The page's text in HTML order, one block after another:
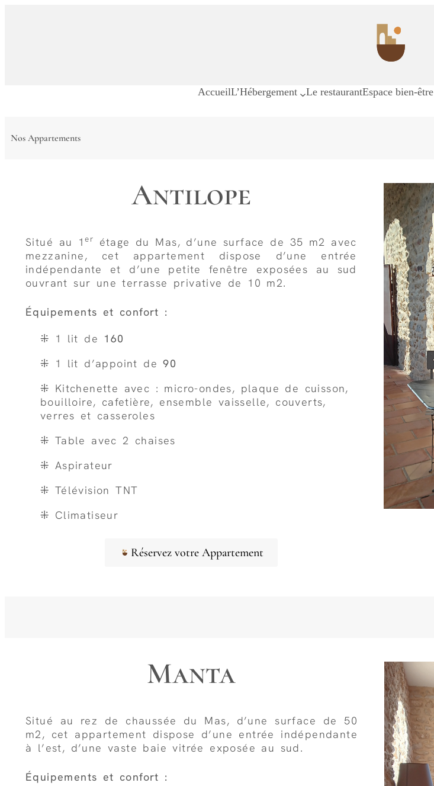
AccueilL’Hébergement Le restaurantEspace bien-être
Nos Appartements
Antilope
Situé au 1er
étage du Mas, d’une surface de 35 m2 avec
mezzanine, cet appartement dispose d’une entrée
indépendante et d’une petite fenêtre exposées au sud
ouvrant sur une terrasse privative de 10 m2.
Équipements et confort :
⁜ 1 lit de 160
⁜ 1 lit d’appoint de90
⁜ Kitchenette avec : micro-ondes, plaque de cuisson,
bouilloire, cafetière, ensemble vaisselle, couverts,
verres et casseroles
⁜ Table avec 2 chaises
⁜ Aspirateur
⁜ Télévision TNT
⁜ Climatiseur
Réservez votre Appartement
Manta
Situé au rez de chaussée du Mas, d’une surface de 50
m2, cet appartement dispose d’une entrée indépendante
à l’est, d’une vaste baie vitrée exposée au sud.
Équipements et confort :